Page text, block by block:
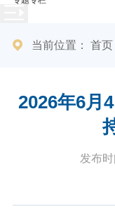
当前位置： 首页
2026年6月
发布